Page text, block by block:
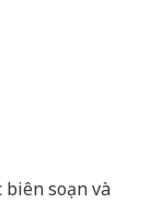
soạn và